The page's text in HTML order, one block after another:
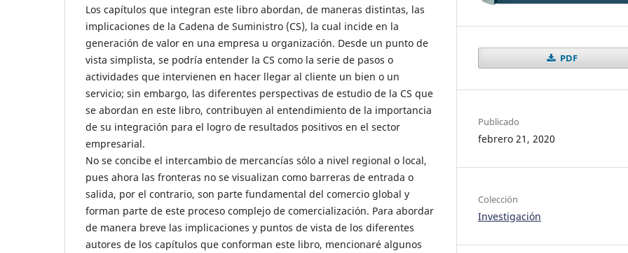
Los capítulos que integran este libro abordan, de maneras distintas, las
implicaciones de la Cadena de Suministro (CS), la cual incide en la
generación de valor en una empresa u organización. Desde un punto de
vista simplista, se podría entender la CS como la serie de pasos o
actividades que intervienen en hacer llegar al cliente un bien o un
servicio; sin embargo, las diferentes perspectivas de estudio de la CS que
se abordan en este libro, contribuyen al entendimiento de la importancia
de su integración para el logro de resultados positivos en el sector
empresarial.
No se concibe el intercambio de mercancías sólo a nivel regional o local,
pues ahora las fronteras no se visualizan como barreras de entrada o
salida, por el contrario, son parte fundamental del comercio global y
forman parte de este proceso complejo de comercialización. Para abordar
de manera breve las implicaciones y puntos de vista de los diferentes
autores de los capítulos que conforman este libro, mencionaré algunos
PDF
Publicado
febrero 21, 2020
Colección
Investigación